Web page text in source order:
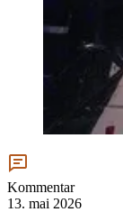
Kommentar
13. mai 2026